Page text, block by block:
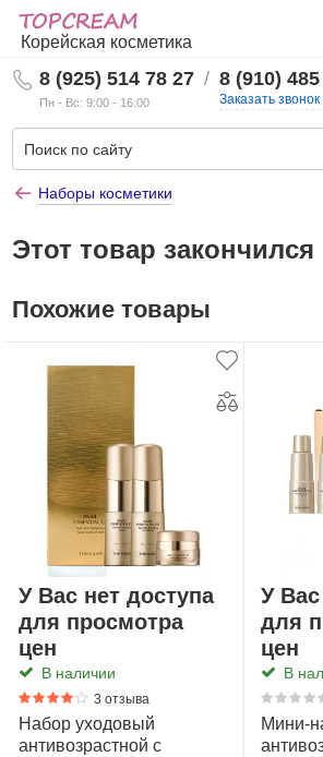
Корейская косметика
8 (925) 514 78 27
Пн - Вс: 9:00 - 16:00
/ 8 (910)
Заказать звонок
Наборы косметики
Этот товар закончился
Похожие товары
У Вас нет доступа
для просмотра
цен
В наличии
3 отзыва
Набор уходовый
антивозрастной с
У Вас
для
цен
В
Мини-